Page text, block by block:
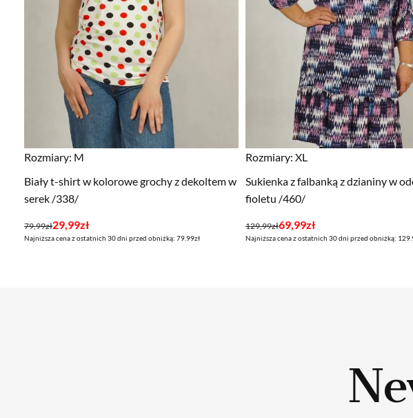
Rozmiary: M
Biały t-shirt w kolorowe grochy z dekoltem w
serek /338/
79,99zł
Pierwotna
cena
29,99zł
Aktualna
cena
Najniższa cena z ostatnich 30 dni przed obniżką: 79.99zł
Rozmiary: XL
Sukienka z falbanką z dzianiny w
fioletu /460/
129,99zł
Pierwotna
cena
69,99zł
Aktualna
cena
Najniższa cena z ostatnich 30 dni przed obniżką: